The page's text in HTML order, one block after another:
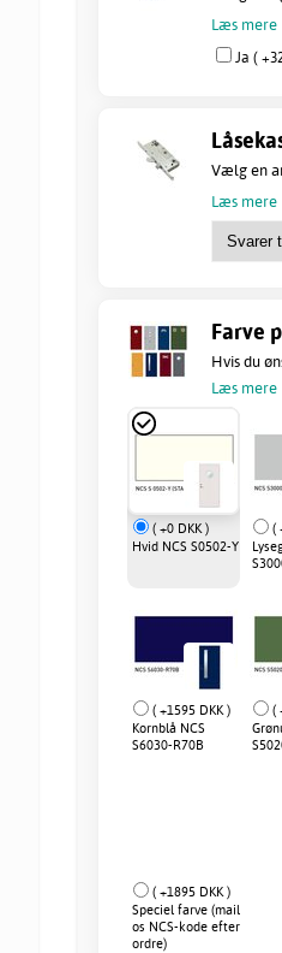
Læs mere
Ja (
Vælg en
Læs mere
Farve
Hvis du
Læs mere
( +0 DKK )
Hvid NCS S0502-Y
(
( +1595 DKK )
Kornblå NCS
S6030-R70B
(
( +1895 DKK )
Speciel farve (mail
os NCS-kode efter
ordre)